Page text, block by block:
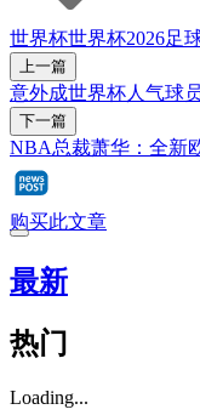
世界杯世界杯2026足
上一篇
意外成世界杯人气球
下一篇
NBA总裁萧华：全新
购买此文章
最新
热门
Loading...